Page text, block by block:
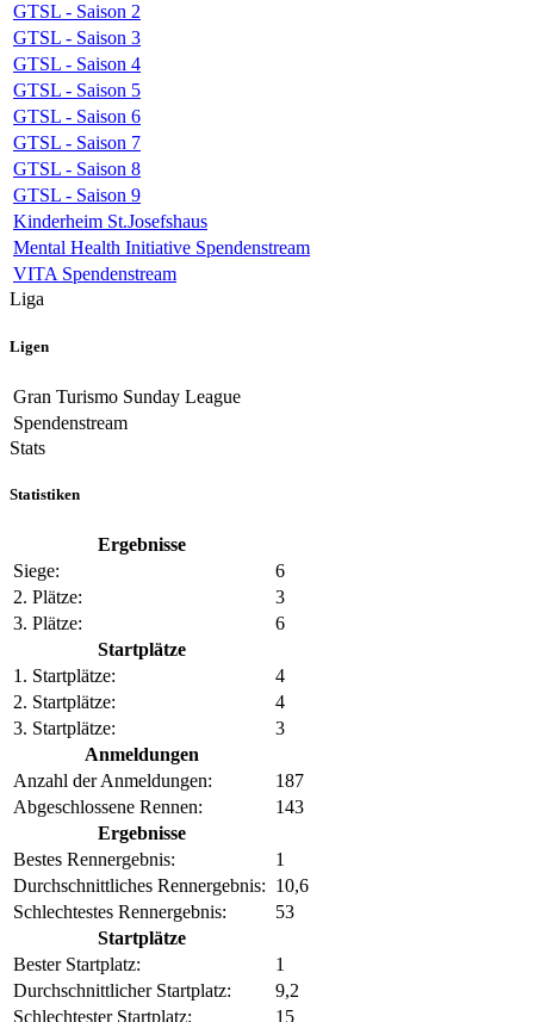
GTSL - Saison 2
GTSL - Saison 3
GTSL - Saison 4
GTSL - Saison 5
GTSL - Saison 6
GTSL - Saison 7
GTSL - Saison 8
GTSL - Saison 9
Kinderheim St.Josefshaus
Mental Health Initiative Spendenstream
VITA Spendenstream
Liga
Ligen
Gran Turismo Sunday League
Spendenstream
Stats
Statistiken
Ergebnisse
Siege:
6
2. Plätze:
3
3. Plätze:
6
Startplätze
1. Startplätze:
4
2. Startplätze:
4
3. Startplätze:
3
Anmeldungen
Anzahl der Anmeldungen:
187
Abgeschlossene Rennen:
143
Ergebnisse
Bestes Rennergebnis:
1
Durchschnittliches Rennergebnis: 10,6
Schlechtestes Rennergebnis:
53
Startplätze
Bester Startplatz:
1
Durchschnittlicher Startplatz:
9,2
Schlechtester Startplatz:
15